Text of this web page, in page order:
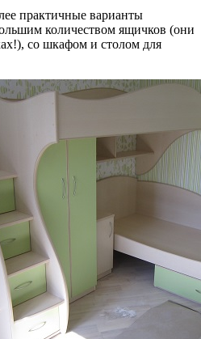
практичные варианты
количеством ящичков (они
со шкафом и столом для